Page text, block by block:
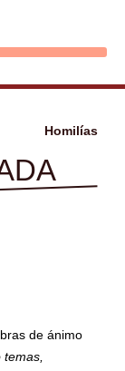
Homilías
de ánimo
temas,